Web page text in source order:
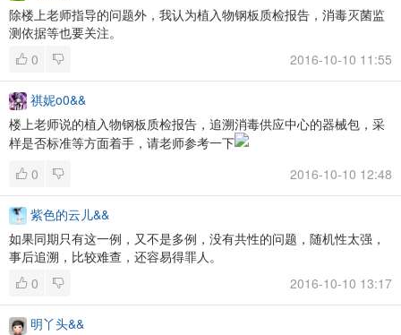
除楼上老师指导的问题外，我认为植入物钢板质检报告，消毒灭菌监
测依据等也要关注。
0
2016-10-10 11:55
祺妮o0&&
楼上老师说的植入物钢板质检报告，追溯消毒供应中心的器械包，采
样是否标准等方面着手，请老师参考一下
0
2016-10-10 12:48
紫色的云儿&&
如果同期只有这一例，又不是多例，没有共性的问题，随机性太强，
事后追溯，比较难查，还容易得罪人。
0
2016-10-10 13:17
明丫头&&